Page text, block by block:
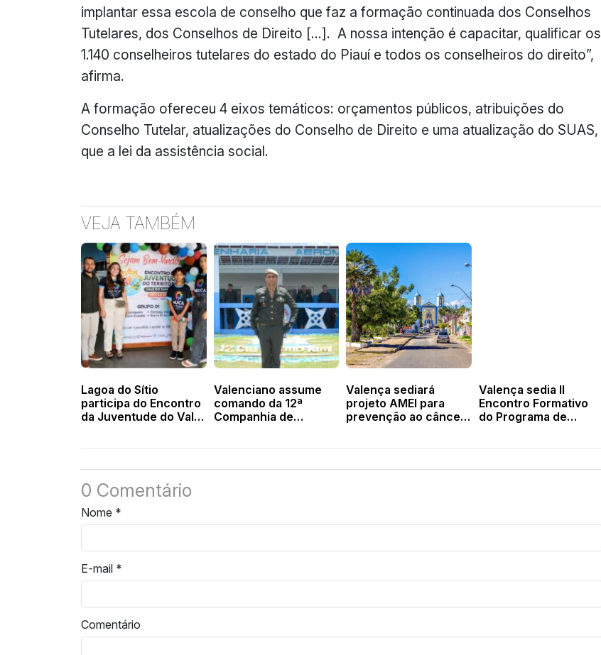
implantar essa escola de conselho que faz a formação continuada dos Conselhos
Tutelares, dos Conselhos de Direito […]. A nossa intenção é capacitar, qualificar os
1.140 conselheiros tutelares do estado do Piauí e todos os conselheiros do direito”,
afirma.
A formação ofereceu 4 eixos temáticos: orçamentos públicos, atribuições do
Conselho Tutelar, atualizações do Conselho de Direito e uma atualização do SUAS,
que a lei da assistência social.
VEJA TAMBÉM
Lagoa do Sítio
participa do Encontro
da Juventude do Vale
Valenciano assume
comando da 12ª
Companhia de
Valença sediará
projeto AMEI para
prevenção ao câncer
Valença sedia II
Encontro Formativo
do Programa de
0 Comentário
Nome *
E-mail *
Comentário